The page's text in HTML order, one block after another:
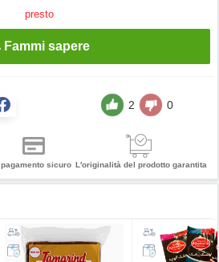
presto
Fammi sapere
2 0
pagamento sicuro L'originalità del prodotto garantita